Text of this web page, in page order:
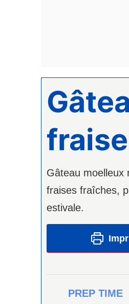
Gâteau moelleux
fraises fraîches,
estivale.
PREP TIME